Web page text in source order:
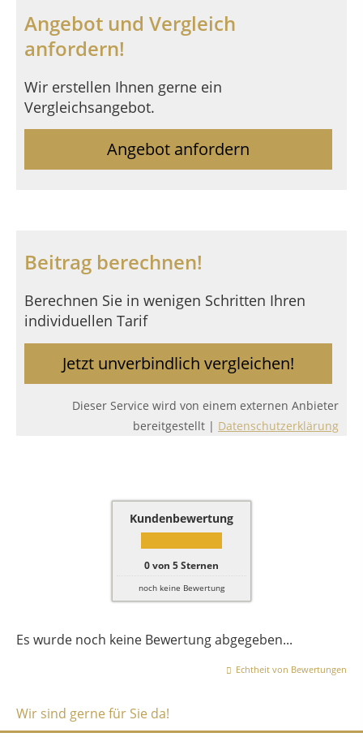
Angebot und Vergleich
anfordern!
Wir erstellen Ihnen gerne ein
Vergleichsangebot.
Angebot anfordern
Beitrag berechnen!
Berechnen Sie in wenigen Schritten Ihren
individuellen Tarif
Jetzt unverbindlich vergleichen!
Dieser Service wird von einem externen Anbieter
bereitgestellt | Datenschutzerklärung
Kundenbewertung
0von 5Sternen
noch keine Bewertung
Es wurde noch keine Bewertung abgegeben...
Echtheit von Bewertungen
Wir sind gerne für Sie da!